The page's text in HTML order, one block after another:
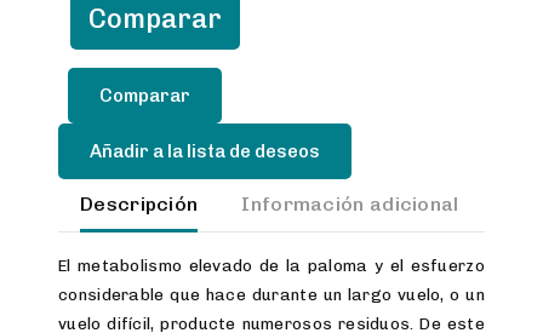
Comparar
Añadir a la lista de deseos
Descripción Información adicional
El metabolismo elevado de la paloma y el esfuerzo
considerable que hace durante un largo vuelo, o un
vuelo difícil, producte numerosos residuos. De este